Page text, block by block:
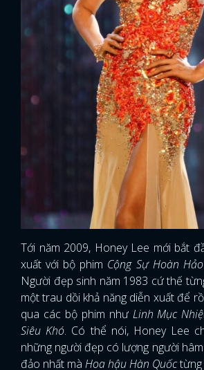
ĐĂNG
Tới năm 2009, Honey Lee mới bắt
xuất với bộ phim Cộng Sự Hoàn Hảo
Người đẹp sinh năm 1983 cứ thế
một trau dồi khả năng diễn xuất để
qua các bộ phim nhưLinh Mục
Siêu Khó. Có thể nói, Honey Lee
những người đẹp có lượng người
đảo nhất mà Hoa hậu Hàn Quốctừng